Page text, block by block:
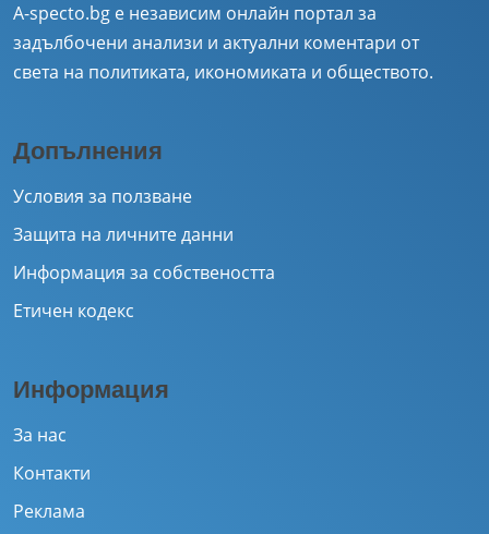
A-specto.bg е независим онлайн портал за
задълбочени анализи и актуални коментари от
света на политиката, икономиката и обществото.
Допълнения
Условия за ползване
Защита на личните данни
Информация за собствеността
Етичен кодекс
Информация
За нас
Контакти
Реклама